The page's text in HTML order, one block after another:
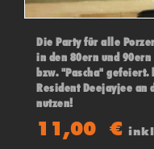
Die Party für alle
in den 80ern und
bzw. "Pascha"
Resident Deejayjee an
nutzen!
11,00€